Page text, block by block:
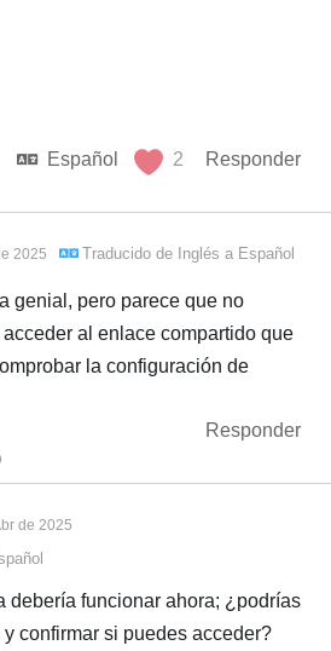
Español 2 Responder
2025 Traducido de Inglés a Español
genial, pero parece que no
al enlace compartido que
la configuración de
Responder
de 2025
debería funcionar ahora; ¿podrías
confirmar si puedes acceder?